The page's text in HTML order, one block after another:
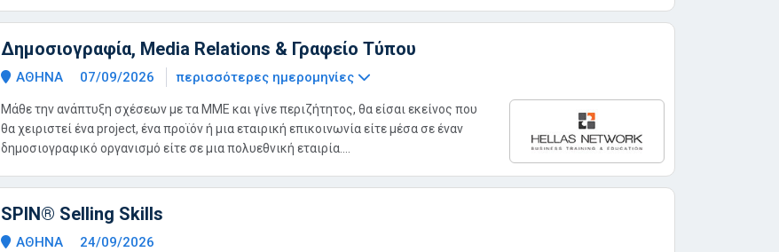
Δημοσιογραφία, Media Relations & Γραφείο Τύπου
ΑΘΗΝΑ 07/09/2026 περισσότερες ημερομηνίες
Μάθε την ανάπτυξη σχέσεων με τα ΜΜΕ και γίνε περιζήτητος, θα είσαι εκείνος που
θα χειριστεί ένα project, ένα προϊόν ή μια εταιρική επικοινωνία είτε μέσα σε έναν
δημοσιογραφικό οργανισμό είτε σε μια πολυεθνική εταιρία....
SPIN® Selling Skills
ΑΘΗΝΑ 24/09/2026